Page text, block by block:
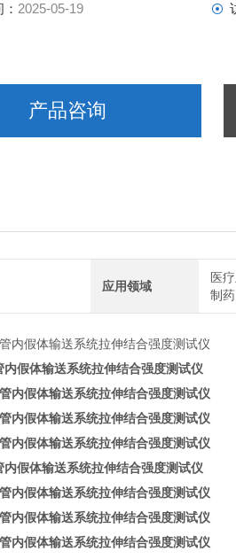
2025-05-19
产品咨询
应用领域
医
制药
内假体输送系统拉伸结合强度测试仪
内假体输送系统拉伸结合强度测试仪